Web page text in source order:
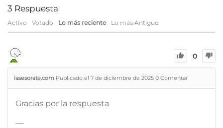
3 Respuesta
Activo Votado Lo más reciente Lo más Antiguo
0
iasesorate.com Publicado el 7 de diciembre de 2025 0 Comentar
Gracias por la respuesta
—